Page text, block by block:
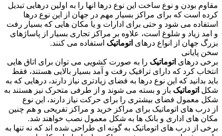
مقاوم بودن و نوع ساخت این نوع درها انها را به اولین درهایی تبدیل
کرده است که برای مراکز بسیار مهم در جهان از این نوع درها
استفاده می شود و حتی برای ادارات و یا مکان هایی که بسیار رفت
و امد زیاد و شلوغ است، علاوه بر مراکز تجاری بسیار از پاساژهای
بزرگ جهان از انواع درهای اتوماتیک استفاده می کنند.
سخن پایانی
برخی درهای اتوماتیک را به صورت کشویی می توان برای اتاق هایی
انتخاب کرد که دارای ترافیک رفت و آمد بسیار بالایی هستند، فقط
باید بدانید که این نوع درها به فضای زیادتری نیاز دارند، درهایی که به
شکل اتوماتیک باز و بسته می شوند و از طرفی متحرک نیز هستند به
شکل معمول فضای بیشتری را برای حرکت نیاز دارند، این نوع
از درب های اتوماتیک برای مراکز خرید و مراکز تفریحی و هم چنین
مکان های اداری و بانک ها به شکل معمول نصب خواهند شد.
برخی از درب های اتوماتیک به گونه ای طراحی شده اند که نه تنها به